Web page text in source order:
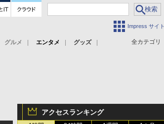
Impress サイト
全カテゴリ
グルメ エンタメ
グッズ
アクセスランキング